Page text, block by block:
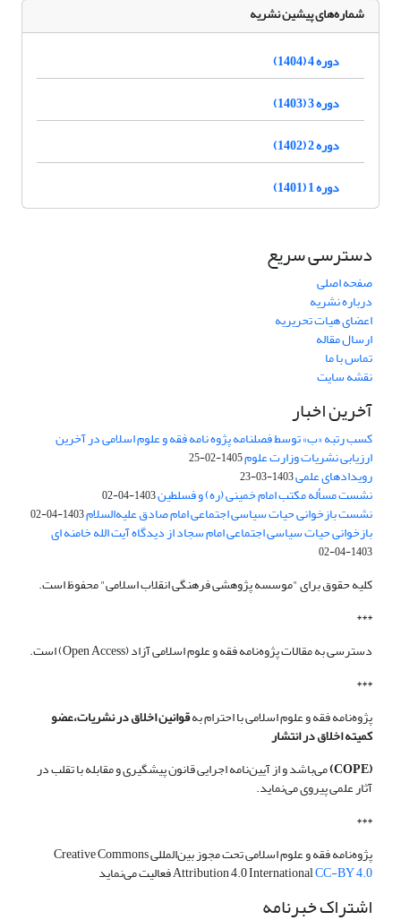
شماره‌های پیشین نشریه
دوره 4 (1404)
دوره 3 (1403)
دوره 2 (1402)
دوره 1 (1401)
دسترسی سریع
صفحه اصلی
درباره نشریه
اعضای هیات تحریریه
ارسال مقاله
تماس با ما
نقشه سایت
آخرین اخبار
کسب رتبه «ب» توسط فصلنامه پژوه نامه فقه و علوم اسلامی در آخرین
ارزیابی نشریات وزارت علوم1405-02-25
رویدادهای علمی1403-03-23
نشست مسأله مکتب امام خمینی (ره) و فسلطین1403-04-02
نشست بازخوانی حیات سیاسی اجتماعی امام صادق علیه‌السلام1403-04-02
بازخوانی حیات سیاسی اجتماعی امام سجاد از دیدگاه آیت الله خامنه ای
1403-04-02
کلیه حقوق برای "موسسه پژوهشی فرهنگی انقلاب اسلامی" محفوظ است.
***
دسترسی به مقالات پژوه‌نامه فقه و علوم اسلامی آزاد (Open Access) است.
***
پژوه‌نامه فقه و علوم اسلامی با احترام بهقوانین اخلاق در نشریات،عضو
کمیته اخلاق در انتشار
(COPE)
می‌باشد و از آیین‌نامه اجرایی قانون پیشگیری و مقابله با تقلب در
آثار علمی پیروی می‌نماید.
***
پژوه‌نامه فقه و علوم اسلامی تحت مجوز بین‌المللی Creative Commons
Attribution 4.0 InternationalCC-BY 4.0 فعالیت می‌نماید
اشتراک خبرنامه